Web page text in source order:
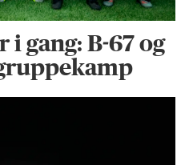
gang: B-67 og